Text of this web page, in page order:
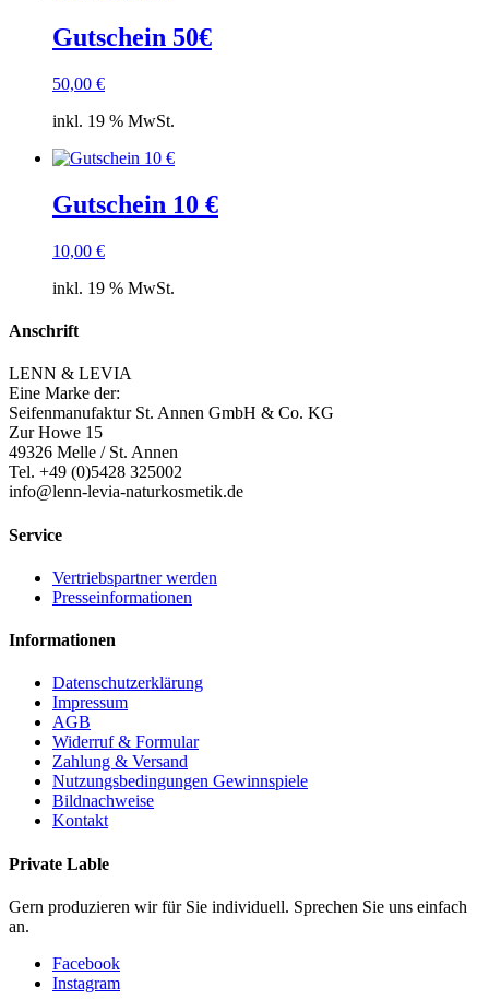
Gutschein 50€
50,00 €
inkl. 19 % MwSt.
Gutschein 10 €
10,00 €
inkl. 19 % MwSt.
Anschrift
LENN & LEVIA
Eine Marke der:
Seifenmanufaktur St. Annen GmbH & Co. KG
Zur Howe 15
49326 Melle / St. Annen
Tel. +49 (0)5428 325002
info@lenn-levia-naturkosmetik.de
Service
Vertriebspartner werden
Presseinformationen
Informationen
Datenschutzerklärung
Impressum
AGB
Widerruf & Formular
Zahlung & Versand
Nutzungsbedingungen Gewinnspiele
Bildnachweise
Kontakt
Private Lable
Gern produzieren wir für Sie individuell. Sprechen Sie uns einfach
an.
Facebook
Instagram